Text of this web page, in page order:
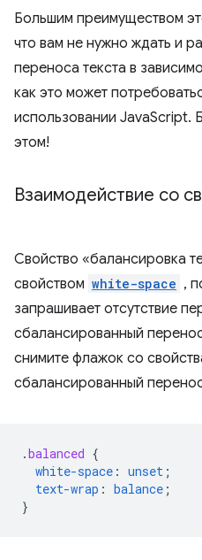
Большим преимуществом
что вам не нужно ждать и
переноса текста в
как это может
использовании JavaScript.
этом!
Взаимодействие со
Свойство «балансировка
свойством white-space ,
запрашивает отсутствие
сбалансированный
снимите флажок со
сбалансированный
.balanced {
white-space : unset ;
text-wrap : balance ;
}